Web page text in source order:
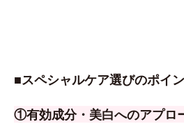
■スペシャルケア選びのポイ
①有効成分・美白へのアプロ